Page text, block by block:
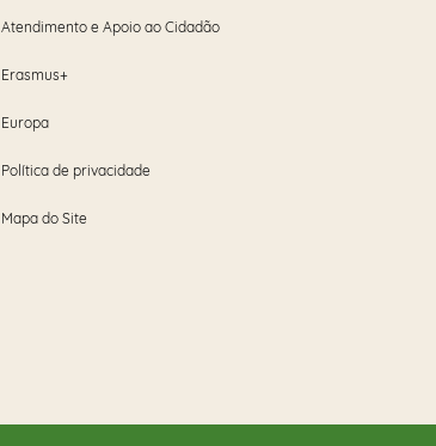
Atendimento e Apoio ao Cidadão
Erasmus+
Europa
Política de privacidade
Mapa do Site